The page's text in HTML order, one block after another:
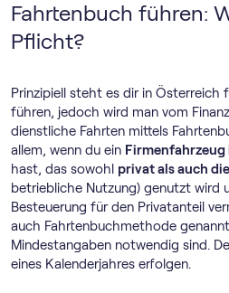
Fahrtenbuch führen:
Pflicht?
Prinzipiell steht es dir in Österreich
führen, jedoch wird man vom
dienstliche Fahrten mittels
allem, wenn du ein
hast, das sowohl privat als auch
betriebliche Nutzung) genutzt wird
Besteuerung für den Privatanteil
auch Fahrtenbuchmethode
Mindestangaben notwendig sind.
eines Kalenderjahres erfolgen.